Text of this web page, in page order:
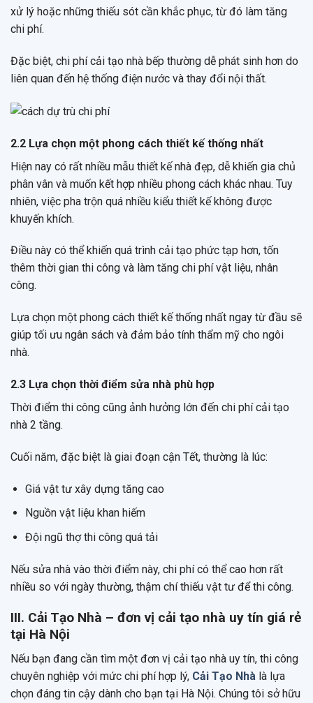
xử lý hoặc những thiếu sót cần khắc phục, từ đó làm tăng
chi phí.
Đặc biệt, chi phí cải tạo nhà bếp thường dễ phát sinh hơn do
liên quan đến hệ thống điện nước và thay đổi nội thất.
2.2 Lựa chọn một phong cách thiết kế thống nhất
Hiện nay có rất nhiều mẫu thiết kế nhà đẹp, dễ khiến gia chủ
phân vân và muốn kết hợp nhiều phong cách khác nhau. Tuy
nhiên, việc pha trộn quá nhiều kiểu thiết kế không được
khuyến khích.
Điều này có thể khiến quá trình cải tạo phức tạp hơn, tốn
thêm thời gian thi công và làm tăng chi phí vật liệu, nhân
công.
Lựa chọn một phong cách thiết kế thống nhất ngay từ đầu sẽ
giúp tối ưu ngân sách và đảm bảo tính thẩm mỹ cho ngôi
nhà.
2.3 Lựa chọn thời điểm sửa nhà phù hợp
Thời điểm thi công cũng ảnh hưởng lớn đến chi phí cải tạo
nhà 2 tầng.
Cuối năm, đặc biệt là giai đoạn cận Tết, thường là lúc:
Giá vật tư xây dựng tăng cao
Nguồn vật liệu khan hiếm
Đội ngũ thợ thi công quá tải
Nếu sửa nhà vào thời điểm này, chi phí có thể cao hơn rất
nhiều so với ngày thường, thậm chí thiếu vật tư để thi công.
III. Cải Tạo Nhà – đơn vị cải tạo nhà uy tín giá rẻ
tại Hà Nội
Nếu bạn đang cần tìm một đơn vị cải tạo nhà uy tín, thi công
chuyên nghiệp với mức chi phí hợp lý, Cải Tạo Nhà là lựa
chọn đáng tin cậy dành cho bạn tại Hà Nội. Chúng tôi sở hữu